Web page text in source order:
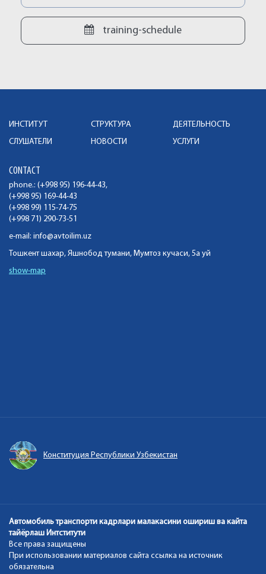
training-schedule
ИНСТИТУТ СТРУКТУРА
ДЕЯТЕЛЬНОСТЬ
СЛУШАТЕЛИ
НОВОСТИ УСЛУГИ
CONTACT
phone.: (+998 95) 196-44-43,
(+998 95) 169-44-43
(+998 99) 115-74-75
(+998 71) 290-73-51
e-mail: info@avtoilim.uz
Тошкент шахар, Яшнобод тумани, Мумтоз кучаси, 5а уй
show-map
Республики Узбекистан
Автомобиль транспорти кадрлари малакасини ошириш ва кайта
тайёрлаш Интститути
Все права защищены
При использовании материалов сайта ссылка на источник
обязательна